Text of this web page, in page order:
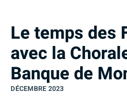
usage
non
autorisé.
Le temps des
avec la
Banque de
DÉCEMBRE 2023